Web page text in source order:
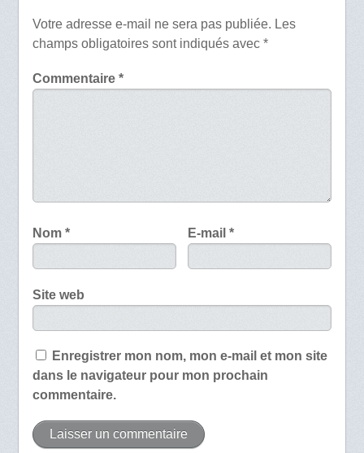
Votre adresse e-mail ne sera pas publiée. Les
champs obligatoires sont indiqués avec *
Commentaire *
Nom * E-mail*
Site web
Enregistrer mon nom, mon e-mail et mon site
dans le navigateur pour mon prochain
commentaire.